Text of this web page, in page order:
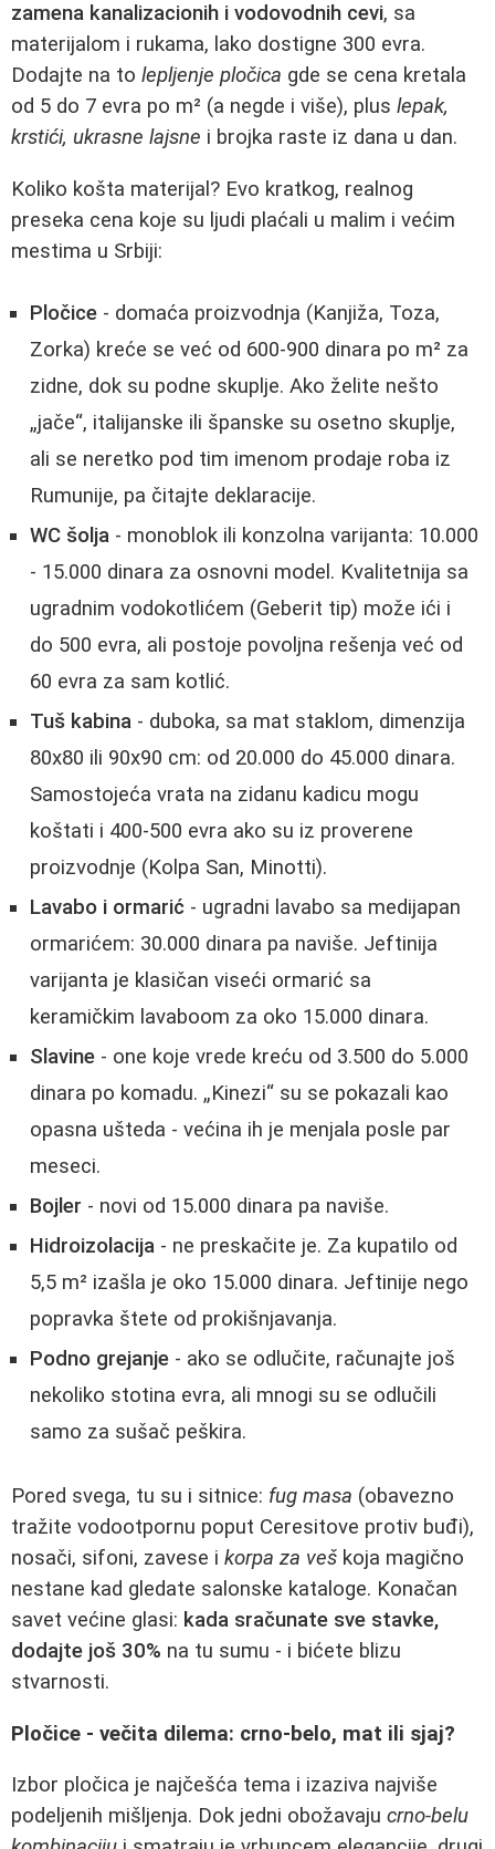
zamena kanalizacionih i vodovodnih cevi, sa
materijalom i rukama, lako dostigne 300 evra.
Dodajte na to lepljenje pločica gde se cena kretala
od 5 do 7 evra po m² (a negde i više), plus lepak,
krstići, ukrasne lajsne i brojka raste iz dana u dan.
Koliko košta materijal? Evo kratkog, realnog
preseka cena koje su ljudi plaćali u malim i većim
mestima u Srbiji:
Pločice - domaća proizvodnja (Kanjiža, Toza,
Zorka) kreće se već od 600-900 dinara po m² za
zidne, dok su podne skuplje. Ako želite nešto
„jače“, italijanske ili španske su osetno skuplje,
ali se neretko pod tim imenom prodaje roba iz
Rumunije, pa čitajte deklaracije.
WC šolja - monoblok ili konzolna varijanta: 10.000
- 15.000 dinara za osnovni model. Kvalitetnija sa
ugradnim vodokotlićem (Geberit tip) može ići i
do 500 evra, ali postoje povoljna rešenja već od
60 evra za sam kotlić.
Tuš kabina - duboka, sa mat staklom, dimenzija
80x80 ili 90x90 cm: od 20.000 do 45.000 dinara.
Samostojeća vrata na zidanu kadicu mogu
koštati i 400-500 evra ako su iz proverene
proizvodnje (Kolpa San, Minotti).
Lavabo i ormarić - ugradni lavabo sa medijapan
ormarićem: 30.000 dinara pa naviše. Jeftinija
varijanta je klasičan viseći ormarić sa
keramičkim lavaboom za oko 15.000 dinara.
Slavine - one koje vrede kreću od 3.500 do 5.000
dinara po komadu. „Kinezi“ su se pokazali kao
opasna ušteda - većina ih je menjala posle par
meseci.
Bojler - novi od 15.000 dinara pa naviše.
Hidroizolacija - ne preskačite je. Za kupatilo od
5,5 m² izašla je oko 15.000 dinara. Jeftinije nego
popravka štete od prokišnjavanja.
Podno grejanje - ako se odlučite, računajte još
nekoliko stotina evra, ali mnogi su se odlučili
samo za sušač peškira.
Pored svega, tu su i sitnice: fug masa (obavezno
tražite vodootpornu poput Ceresitove protiv buđi),
nosači, sifoni, zavese i korpa za veš koja magično
nestane kad gledate salonske kataloge. Konačan
savet većine glasi: kada sračunate sve stavke,
dodajte još 30% na tu sumu - i bićete blizu
stvarnosti.
Pločice - večita dilema: crno-belo, mat ili sjaj?
Izbor pločica je najčešća tema i izaziva najviše
podeljenih mišljenja. Dok jedni obožavaju crno-belu